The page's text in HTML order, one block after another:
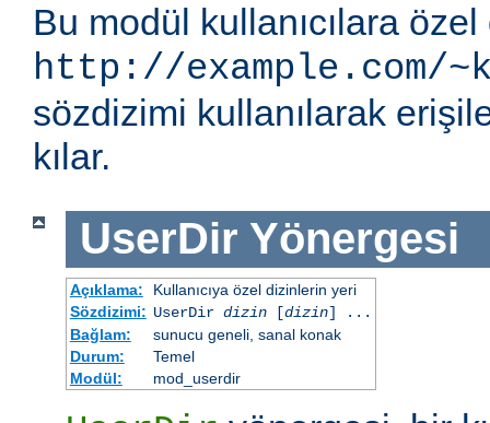
Bu modül kullanıcılara
http://example.com/
sözdizimi kullanılarak
kılar.
UserDir Yönergesi
Açıklama:
Kullanıcıya özel dizinlerin yeri
Sözdizimi: UserDir dizin[dizin] ...
Bağlam:
sunucu geneli, sanal konak
Durum:
Temel
Modül:
mod_userdir